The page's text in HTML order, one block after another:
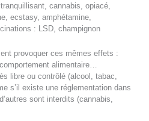
cannabis, opiacé,
ecstasy, amphétamine,
: LSD, champignon
provoquer ces mêmes effets :
alimentaire…
libre ou contrôlé (alcool, tabac,
s’il existe une réglementation dans
sont interdits (cannabis,